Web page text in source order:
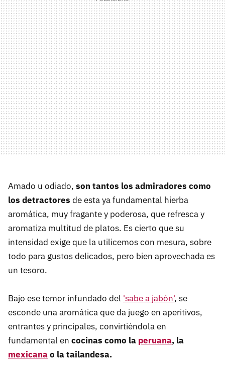
Amado u odiado, son tantos los admiradores como
los detractores de esta ya fundamental hierba
aromática, muy fragante y poderosa, que refresca y
aromatiza multitud de platos. Es cierto que su
intensidad exige que la utilicemos con mesura, sobre
todo para gustos delicados, pero bien aprovechada es
un tesoro.
Bajo ese temor infundado del 'sabe a jabón', se
esconde una aromática que da juego en aperitivos,
entrantes y principales, convirtiéndola en
fundamental en cocinas como la peruana, la
mexicanao la tailandesa.